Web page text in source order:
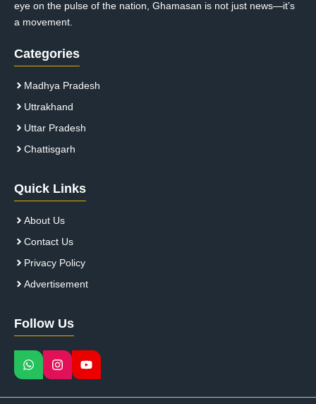
eye on the pulse of the nation, Ghamasan is not just news—it’s
a movement.
Categories
Madhya Pradesh
Uttrakhand
Uttar Pradesh
Chattisgarh
Quick Links
About Us
Contact Us
Privacy Policy
Advertisement
Follow Us